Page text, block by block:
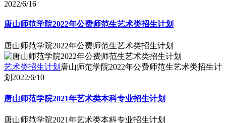
2022/6/16
唐山师范学院2022年公费师范生艺术类招生计划
唐山师范学院2022年公费师范生艺术类招生计划
艺术类招生计划 唐山师范学院2022年公费师范生艺术类招生计
划 2022/6/10
唐山师范学院2021年艺术类本科专业招生计划
唐山师范学院2021年艺术类本科专业招生计划